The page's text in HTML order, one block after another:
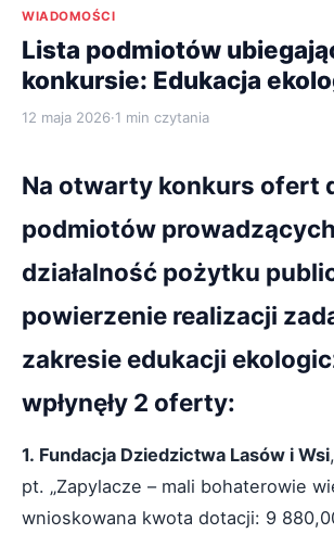
WIADOMOŚCI
Lista podmiotów
konkursie: Edukacja
12 maja 2026·1 min czytania
Na otwarty konkurs ofert
podmiotów prowadzących
działalność pożytku
powierzenie realizacji
zakresie edukacji
wpłynęły 2 oferty:
1. Fundacja Dziedzictwa Lasów i Wsi
pt. „Zapylacze – mali bohaterowie
wnioskowana kwota dotacji: 9